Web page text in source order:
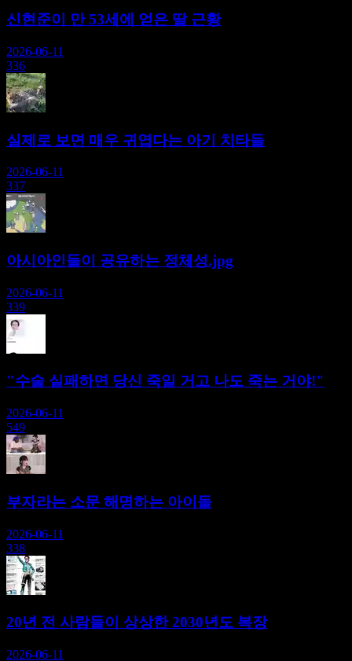
신현준이 만 53세에 얻은 딸 근황
2026-06-11
336
실제로 보면 매우 귀엽다는 아기 치타들
2026-06-11
337
아시아인들이 공유하는 정체성.jpg
2026-06-11
339
"수술 실패하면 당신 죽일 거고 나도 죽는 거야!"
2026-06-11
549
부자라는 소문 해명하는 아이돌
2026-06-11
338
20년 전 사람들이 상상한 2030년도 복장
2026-06-11